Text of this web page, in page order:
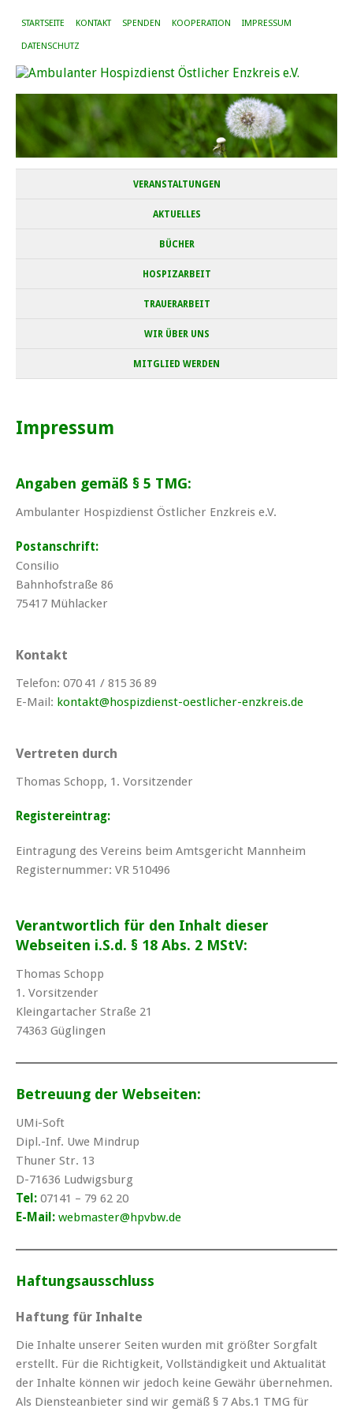
STARTSEITE KONTAKT SPENDEN KOOPERATION IMPRESSUM
DATENSCHUTZ
VERANSTALTUNGEN
AKTUELLES
BÜCHER
HOSPIZARBEIT
TRAUERARBEIT
WIR ÜBER UNS
MITGLIED WERDEN
Impressum
Angaben gemäß § 5 TMG:
Ambulanter Hospizdienst Östlicher Enzkreis e.V.
Postanschrift:
Consilio
Bahnhofstraße 86
75417 Mühlacker
Kontakt
Telefon: 070 41 / 815 36 89
E-Mail: kontakt@hospizdienst-oestlicher-enzkreis.de
Vertreten durch
Thomas Schopp, 1. Vorsitzender
Registereintrag:
Eintragung des Vereins beim Amtsgericht Mannheim
Registernummer: VR 510496
Verantwortlich für den Inhalt dieser
Webseiten i.S.d. § 18 Abs. 2 MStV:
Thomas Schopp
1. Vorsitzender
Kleingartacher Straße 21
74363 Güglingen
Betreuung der Webseiten:
UMi-Soft
Dipl.-Inf. Uwe Mindrup
Thuner Str. 13
D-71636 Ludwigsburg
Tel: 07141 – 79 62 20
E-Mail: webmaster@hpvbw.de
Haftungsausschluss
Haftung für Inhalte
Die Inhalte unserer Seiten wurden mit größter Sorgfalt
erstellt. Für die Richtigkeit, Vollständigkeit und Aktualität
der Inhalte können wir jedoch keine Gewähr übernehmen.
Als Diensteanbieter sind wir gemäß § 7 Abs.1 TMG für